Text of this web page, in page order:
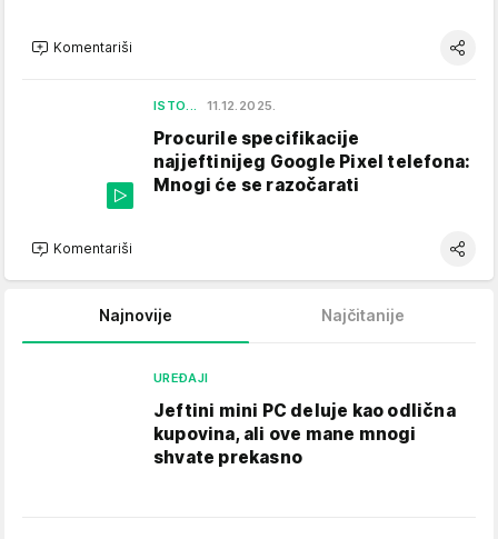
Komentariši
ISTO... 11.12.2025.
Procurile specifikacije
najjeftinijeg Google Pixel telefona:
Mnogi će se razočarati
Komentariši
Najnovije Najčitanije
UREĐAJI
Jeftini mini PC deluje kao odlična
kupovina, ali ove mane mnogi
shvate prekasno